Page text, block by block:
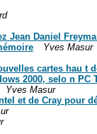
Daniel
Yves Masur
cartes hau t
2000, selo n PC
Yves Masur
et de Cray pour